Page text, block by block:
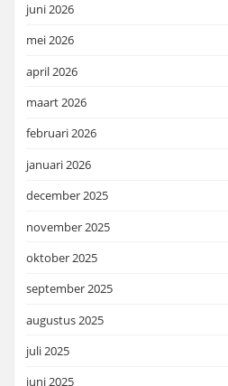
juni 2026
mei 2026
april 2026
maart 2026
februari 2026
januari 2026
december 2025
november 2025
oktober 2025
september 2025
augustus 2025
juli 2025
juni 2025